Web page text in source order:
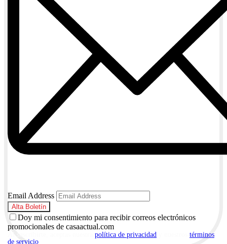
Email Address
Doy mi consentimiento para recibir correos electrónicos
promocionales de casaactual.com
política de privacidad
términos
de servicio